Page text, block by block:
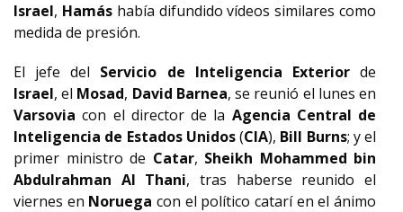
Israel, Hamáshabía difundido vídeos similares como
medida de presión.
El jefe del Servicio de Inteligencia Exteriorde
Israel, el Mosad, David Barnea, se reunió el lunes en
Varsovia con el director de la Agencia Central de
Inteligencia de Estados Unidos(CIA), Bill Burns; y el
primer ministro de Catar, Sheikh Mohammed bin
Abdulrahman Al Thani, tras haberse reunido el
viernes en Noruega con el político catarí en el ánimo